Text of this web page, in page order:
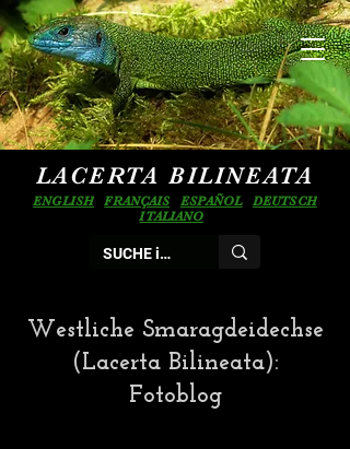
LACERTA BILINEATA
ENGLISH FRANÇAIS ESPAÑOL
DEUTSCH
ITALIANO
Westliche Smaragdeidechse
(Lacerta Bilineata):
Fotoblog